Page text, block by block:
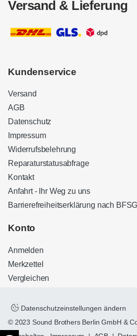
Versand & Lieferung
Kundenservice
Versand
AGB
Datenschutz
Impressum
Widerrufsbelehrung
Reparaturstatusabfrage
Kontakt
Anfahrt - Ihr Weg zu uns
Barrierefreiheitserklärung nach BFSG
Konto
Anmelden
Merkzettel
Vergleichen
Datenschutzeinstellungen ändern
© 2023 Sound Brothers Berlin GmbH &
Blick aufs